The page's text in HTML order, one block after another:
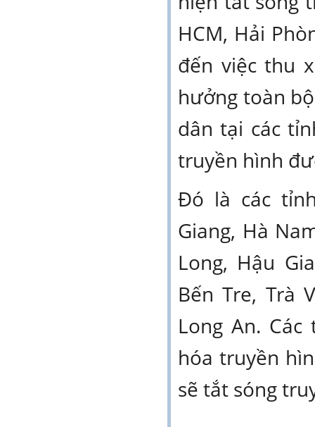
HCM, Hải
đến việc thu
hưởng toàn
dân tại các
truyền hình
Đó là các
Giang, Hà
Long, Hậu
Bến Tre, Trà
Long An.
hóa truyền
sẽ tắt sóng